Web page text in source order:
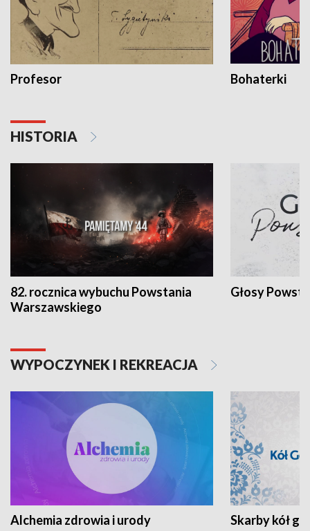
Profesor Bohaterki
HISTORIA
82. rocznica wybuchu Powstania
Warszawskiego
Głosy
WYPOCZYNEK I REKREACJA
Alchemia zdrowia i urody Skarby kół